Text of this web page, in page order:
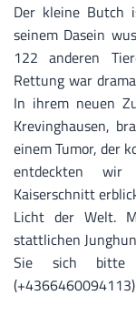
Der kleine Butch
seinem Dasein
122 anderen
Rettung war
In ihrem neuen
Krevinghausen,
einem Tumor, der
entdeckten wir
Kaiserschnitt
Licht der Welt.
stattlichen
Sie sich
(+4366460094113)